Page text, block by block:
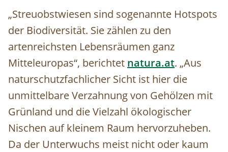
„Streuobstwiesen sind sogenannte Hotspots
der Biodiversität. Sie zählen zu den
artenreichsten Lebensräumen ganz
Mitteleuropas“, berichtet natura.at. „Aus
naturschutzfachlicher Sicht ist hier die
unmittelbare Verzahnung von Gehölzen mit
Grünland und die Vielzahl ökologischer
Nischen auf kleinem Raum hervorzuheben.
Da der Unterwuchs meist nicht oder kaum